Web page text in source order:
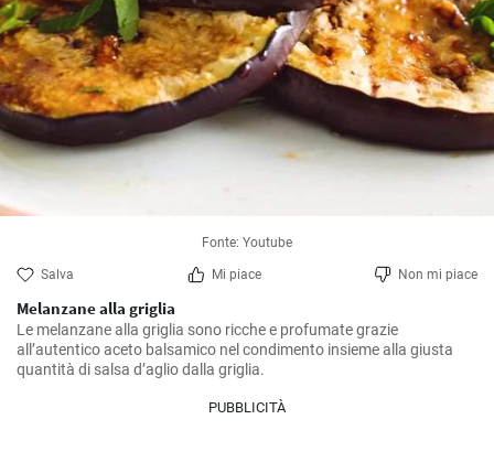
Fonte: Youtube
Salva Mi piace Non mi piace
Melanzane alla griglia
Le melanzane alla griglia sono ricche e profumate grazie
all’autentico aceto balsamico nel condimento insieme alla giusta
quantità di salsa d’aglio dalla griglia.
PUBBLICITÀ